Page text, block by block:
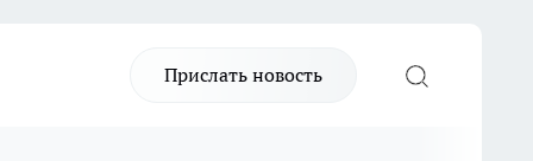
Прислать новость